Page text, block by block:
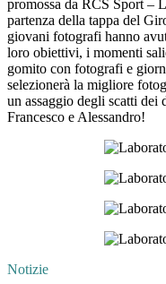
promossa da RCS Sport –
partenza della tappa del
giovani fotografi hanno
loro obiettivi, i momenti
gomito con fotografi e
selezionerà la migliore
un assaggio degli scatti dei
Francesco e Alessandro!
Notizie